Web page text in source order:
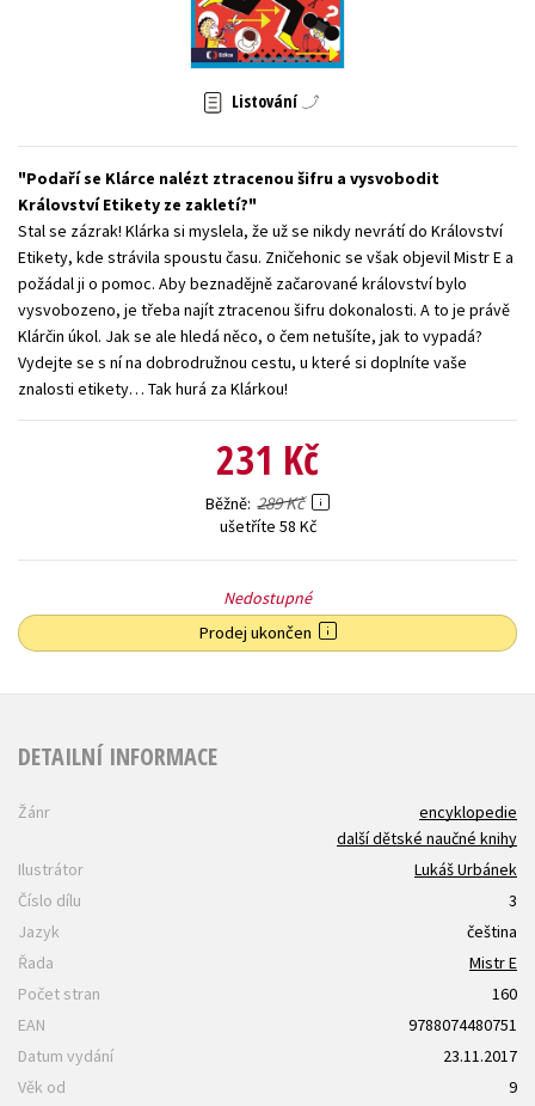
Zahraniční literatura
Všechny tituly
Listování
Podaří se Klárce nalézt ztracenou šifru a vysvobodit
Království Etikety ze zakletí?
Stal se zázrak! Klárka si myslela, že už se nikdy nevrátí do Království
Etikety, kde strávila spoustu času. Zničehonic se však objevil Mistr E a
požádal ji o pomoc. Aby beznadějně začarované království bylo
vysvobozeno, je třeba najít ztracenou šifru dokonalosti. A to je právě
Klárčin úkol. Jak se ale hledá něco, o čem netušíte, jak to vypadá?
Vydejte se s ní na dobrodružnou cestu, u které si doplníte vaše
znalosti etikety… Tak hurá za Klárkou!
231 Kč
Běžně 289 Kč
ušetříte 58 Kč
Nedostupné
Prodej ukončen
DETAILNÍ INFORMACE
Žánr
encyklopedie
další dětské naučné knihy
Ilustrátor
Lukáš Urbánek
Číslo dílu
3
Jazyk
čeština
Řada
Mistr E
Počet stran
160
EAN
9788074480751
Datum vydání
23.11.2017
Věk od
9